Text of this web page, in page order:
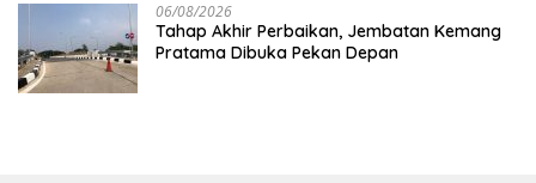
06/08/2026
Tahap Akhir Perbaikan, Jembatan Kemang
Pratama Dibuka Pekan Depan